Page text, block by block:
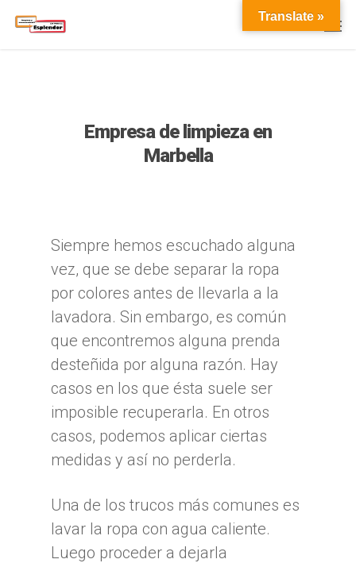
Empresa de limpieza en
Marbella
Siempre hemos escuchado alguna
vez, que se debe separar la ropa
por colores antes de llevarla a la
lavadora. Sin embargo, es común
que encontremos alguna prenda
desteñida por alguna razón. Hay
casos en los que ésta suele ser
imposible recuperarla. En otros
casos, podemos aplicar ciertas
medidas y así no perderla.
Una de los trucos más comunes es
lavar la ropa con agua caliente.
Luego proceder a dejarla
Translate »